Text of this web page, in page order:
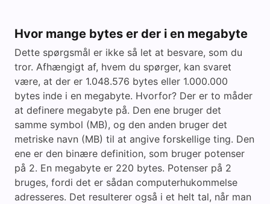
Hvor mange bytes er der i en megabyte
Dette spørgsmål er ikke så let at besvare, som du
tror. Afhængigt af, hvem du spørger, kan svaret
være, at der er 1.048.576 bytes eller 1.000.000
bytes inde i en megabyte. Hvorfor? Der er to måder
at definere megabyte på. Den ene bruger det
samme symbol (MB), og den anden bruger det
metriske navn (MB) til at angive forskellige ting. Den
ene er den binære definition, som bruger potenser
på 2. En megabyte er 220 bytes. Potenser på 2
bruges, fordi det er sådan computerhukommelse
adresseres. Det resulterer også i et helt tal, når man